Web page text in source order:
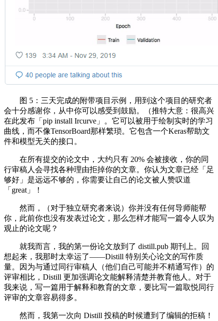
图 5：三天完成的附带项目示例，用到这个项目的研究者
会十分感谢你，从中你可以感受到鼓励。（推特大意：很高兴
在此发布「pip install Ircurve」。它可以被用于绘制实时的学习
曲线，而不像TensorBoard那样繁琐。它包含一个Keras帮助文
件和模型无关的接口。
在所有提交的论文中，大约只有 20% 会被接收，你的同
行审稿人会寻找各种理由拒掉你的文章。你认为文章已经「足
够好」是远远不够的，你需要让自己的论文被人赞叹道
「great」！
然而，（对于独立研究者来说）你并没有任何导师能帮
你，此前你也没有发表过论文，那么怎样才能写一篇令人叹为
观止的论文呢？
就我而言，我的第一份论文放到了 distill.pub 期刊上。回
想起来，我那时太幸运了——Distill 特别关心论文的写作质
量。因为与通过同行审稿人（他们自己可能并不精通写作）的
评审相比，Distill 更加强调论文能解释清楚并教育他人。对于
我来说，写一篇用于解释和教育的文章，要比写一篇取悦同行
评审的文章容易得多。
然而，我第一次向 Distill 投稿的时候遭到了编辑的拒稿！